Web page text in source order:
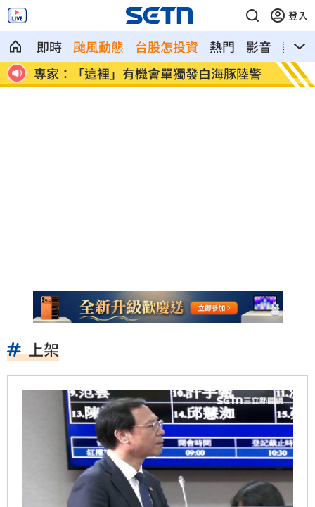
登入
即時 颱風動態 台股怎投資 熱門 影音
熱搜
警
印度男來台觀光又偷又騙…把全聯當提款
機
白海
60％
上架